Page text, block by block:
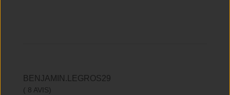
BENJAMIN.LEGROS29
( 8 AVIS)